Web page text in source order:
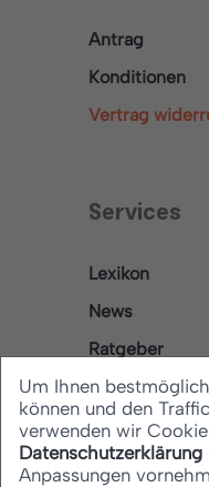
Antrag
Konditionen
Vertrag
Services
Lexikon
News
Ratgeber
Um Ihnen
können und den
verwenden wir
Datenschutzerklärung
Anpassungen